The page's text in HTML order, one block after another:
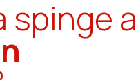
spinge a